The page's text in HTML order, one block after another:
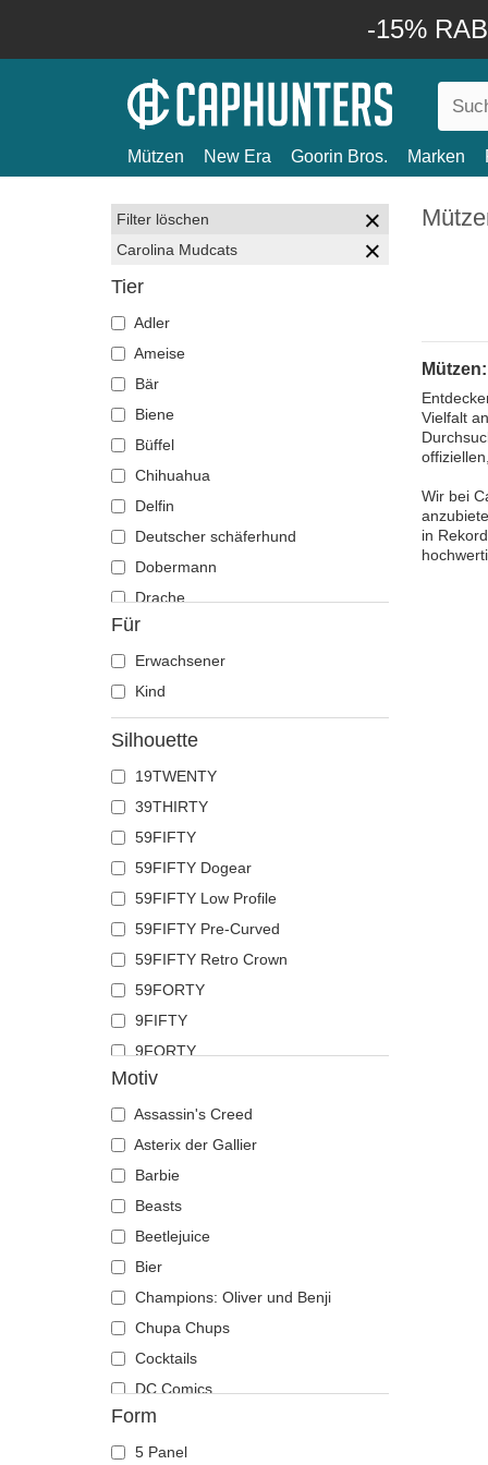
-15%
Mützen New Era Goorin Bros. Marken
Filter löschen
Carolina Mudcats
Tier
Adler
Ameise
Bär
Biene
Büffel
Chihuahua
Delfin
Deutscher schäferhund
Dobermann
Drache
Eichhörnchen
Eidechse
Einhorn
Elch
Ente
Eule
Flamingo
Französische bulldogge
Fuchs
Geier
Gepard
Glühwürmchen
Hahn
Hai
Hirsch
Hund
Katze
Kojote
Krabbe
Krähe
Krokodil
Kuh
Küken
Labrador retriever
Languste
Libelle
Löwe
Löwin
Für
Erwachsener
Kind
Silhouette
19TWENTY
39THIRTY
59FIFTY
59FIFTY Dogear
59FIFTY Low Profile
59FIFTY Pre-Curved
59FIFTY Retro Crown
59FORTY
9FIFTY
9FORTY
9FORTY APEX
9FORTY M-Crown
9SEVENTY
9TWENTY
A Frame
Casual Classic
E Frame
Open Back
Runner
The 90s
The Ball
The Retro
The Snap
Motiv
Assassin's Creed
Asterix der Gallier
Barbie
Beasts
Beetlejuice
Bier
Champions: Oliver und Benji
Chupa Chups
Cocktails
DC Comics
Der Herr der Ringe
Die Schlümpfe
Form
5 Panel
Vielfalt
Wir bei
in